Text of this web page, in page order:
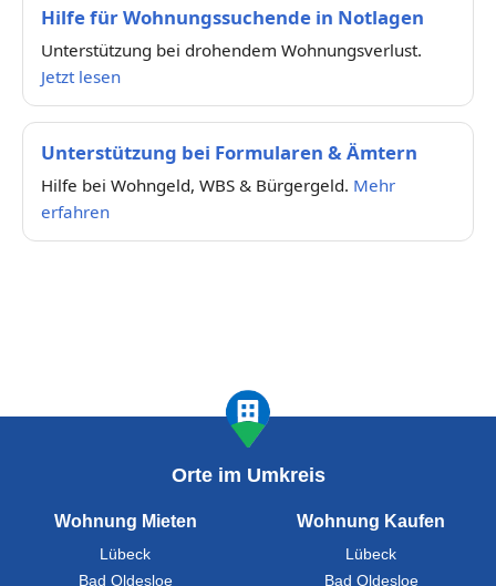
Hilfe für Wohnungssuchende in Notlagen
Unterstützung bei drohendem Wohnungsverlust.
Jetzt lesen
Unterstützung bei Formularen & Ämtern
Hilfe bei Wohngeld, WBS & Bürgergeld. Mehr
erfahren
Orte im Umkreis
Wohnung Mieten
Lübeck
Bad Oldesloe
Wohnung Kaufen
Lübeck
Bad Oldesloe